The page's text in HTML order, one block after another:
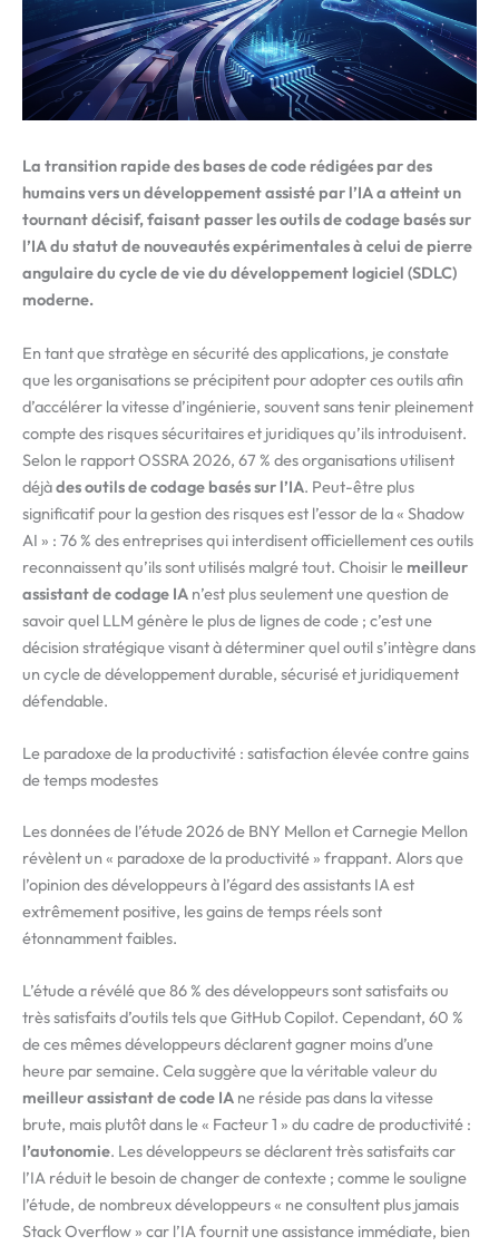
La transition rapide des bases de code rédigées par des
humains vers un développement assisté par l’IA a atteint un
tournant décisif, faisant passer les outils de codage basés sur
l’IA du statut de nouveautés expérimentales à celui de pierre
angulaire du cycle de vie du développement logiciel (SDLC)
moderne.
En tant que stratège en sécurité des applications, je constate
que les organisations se précipitent pour adopter ces outils afin
d’accélérer la vitesse d’ingénierie, souvent sans tenir pleinement
compte des risques sécuritaires et juridiques qu’ils introduisent.
Selon le rapport OSSRA 2026, 67 % des organisations utilisent
déjàdes outils de codage baséssur l’IA. Peut-être plus
significatif pour la gestion des risques est l’essor de la « Shadow
AI » : 76 % des entreprises qui interdisent officiellement ces outils
reconnaissent qu’ils sont utilisés malgré tout. Choisir le meilleur
assistant de codage IA n’est plus seulement une question de
savoir quel LLM génère le plus de lignes de code ; c’est une
décision stratégique visant à déterminer quel outil s’intègre dans
un cycle de développement durable, sécurisé et juridiquement
défendable.
Le paradoxe de la productivité : satisfaction élevée contre gains
de temps modestes
Les données de l’étude 2026 de BNY Mellon et Carnegie Mellon
révèlent un « paradoxe de la productivité » frappant. Alors que
l’opinion des développeurs à l’égard des assistants IA est
extrêmement positive, les gains de temps réels sont
étonnamment faibles.
L’étude a révélé que 86 % des développeurs sont satisfaits ou
très satisfaits d’outils tels que GitHub Copilot. Cependant, 60 %
de ces mêmes développeurs déclarent gagner moins d’une
heure par semaine. Cela suggère que la véritable valeur du
meilleur assistant de code IA ne réside pas dans la vitesse
brute, mais plutôt dans le « Facteur 1 » du cadre de productivité :
l’autonomie. Les développeurs se déclarent très satisfaits car
l’IA réduit le besoin de changer de contexte ; comme le souligne
l’étude, de nombreux développeurs « ne consultent plus jamais
Stack Overflow » car l’IA fournit une assistance immédiate, bien